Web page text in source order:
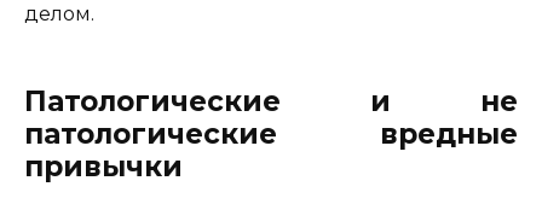
делом.
Патологические и не
патологические вредные
привычки